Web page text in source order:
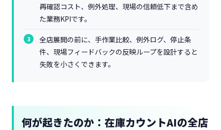
再確認コスト、例外処理、現場の信頼低下まで含め
た業務KPIです。
全店展開の前に、手作業比較、例外ログ、停止条
件、現場フィードバックの反映ループを設計すると
失敗を小さくできます。
何が起きたのか：在庫カウントAIの全店